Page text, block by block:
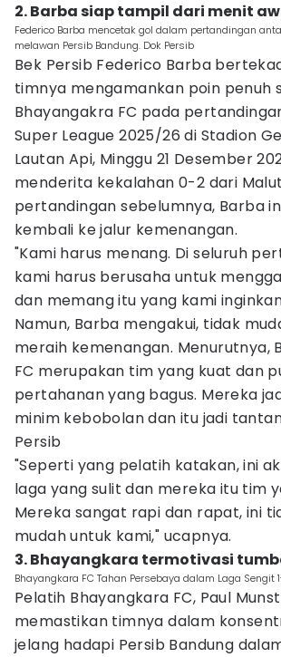
2. Barba siap tampil dari menit
Federico Barba mencetak gol dalam pertandingan
melawan Persib Bandung. Dok Persib
Bek Persib Federico Barba
timnya mengamankan poin penuh
Bhayangakra FC pada
Super League 2025/26 di Stadion
Lautan Api, Minggu 21 Desember
menderita kekalahan 0-2 dari
pertandingan sebelumnya, Barba
kembali ke jalur kemenangan.
"Kami harus menang. Di seluruh
kami harus berusaha untuk
dan memang itu yang kami
Namun, Barba mengakui, tidak
meraih kemenangan. Menurutnya,
FC merupakan tim yang kuat dan
pertahanan yang bagus. Mereka
minim kebobolan dan itu jadi
Persib
"Seperti yang pelatih katakan, ini
laga yang sulit dan mereka itu tim
Mereka sangat rapi dan rapat, ini
mudah untuk kami," ucapnya.
3. Bhayangkara termotivasi
Bhayangkara FC Tahan Persebaya dalam Laga Sengit
Pelatih Bhayangkara FC, Paul
memastikan timnya dalam
jelang hadapi Persib Bandung